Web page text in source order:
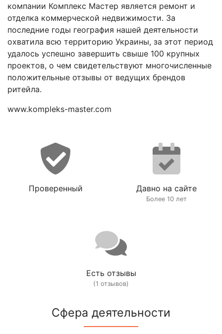
компании Комплекс Мастер является ремонт и
отделка коммерческой недвижимости. За
последние годы география нашей деятельности
охватила всю территорию Украины, за этот период
удалось успешно завершить свыше 100 крупных
проектов, о чем свидетельствуют многочисленные
положительные отзывы от ведущих брендов
ритейла.
www.kompleks-master.com
Проверенный Давно на сайте
Более 10 лет
Есть отзывы
(1 отзывов)
Сфера деятельности